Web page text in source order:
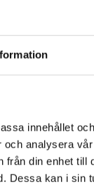
innehållet
analysera
från din enhet till
Dessa kan i sin
inom 24 timmar.